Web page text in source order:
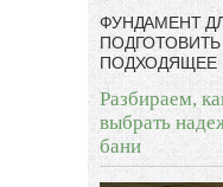
ФУНДАМЕНТ
ПОДХОДЯЩЕЕ
Разбираем,
выбрать
бани